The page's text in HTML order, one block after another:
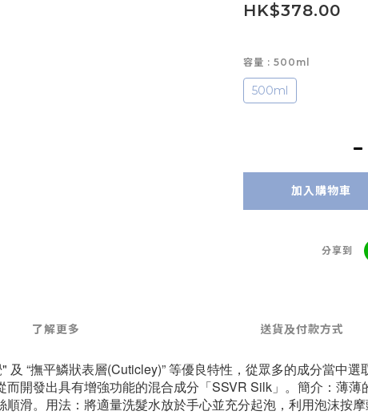
HK$378.00
容量 : 500ml
500ml
加入購物車
分享到
了解更多 送貨及付款方式
“撫平鱗狀表層(Cuticley)” 等優良特性，從眾多的成分當中
開發出具有增強功能的混合成分「SSVR Silk」。簡介：薄
滑。用法：將適量洗髮水放於手心並充分起泡，利用泡沫按